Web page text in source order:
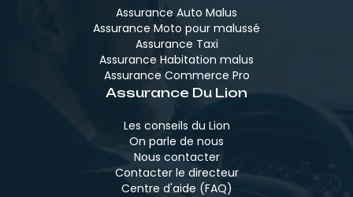
Assurance Auto Malus
Assurance Moto pour malussé
Assurance Taxi
Assurance Habitation malus
Assurance Commerce Pro
Assurance Du Lion
Les conseils du Lion
On parle de nous
Nous contacter
Contacter le directeur
Centre d'aide (FAQ)